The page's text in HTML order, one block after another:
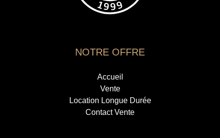
NOTRE OFFRE
Accueil
Vente
Location Longue Durée
Contact Vente